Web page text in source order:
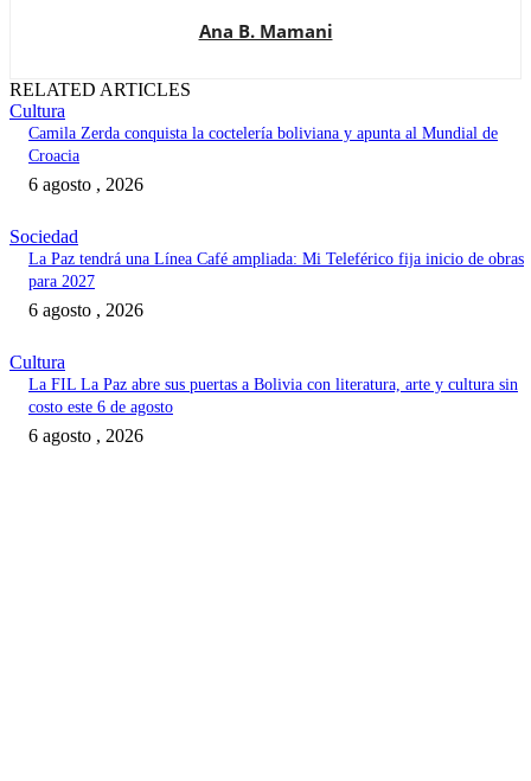
Ana B. Mamani
RELATED ARTICLES
Cultura
Camila Zerda conquista la coctelería boliviana y apunta al Mundial de
Croacia
6 agosto , 2026
Sociedad
La Paz tendrá una Línea Café ampliada: Mi Teleférico fija inicio de obras
para 2027
6 agosto , 2026
Cultura
La FIL La Paz abre sus puertas a Bolivia con literatura, arte y cultura sin
costo este 6 de agosto
6 agosto , 2026